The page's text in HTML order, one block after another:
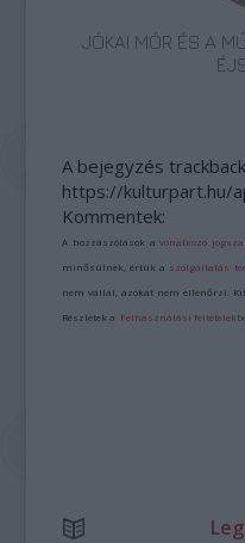
JÓKAI MÓR ÉS A
A bejegyzés
https://kulturpart.hu/
Kommentek:
A hozzászólások avonatkozó
minősülnek, értük a szolgáltatás
nem vállal, azokat nem ellenőrzi.
Részletek a Felhasználási